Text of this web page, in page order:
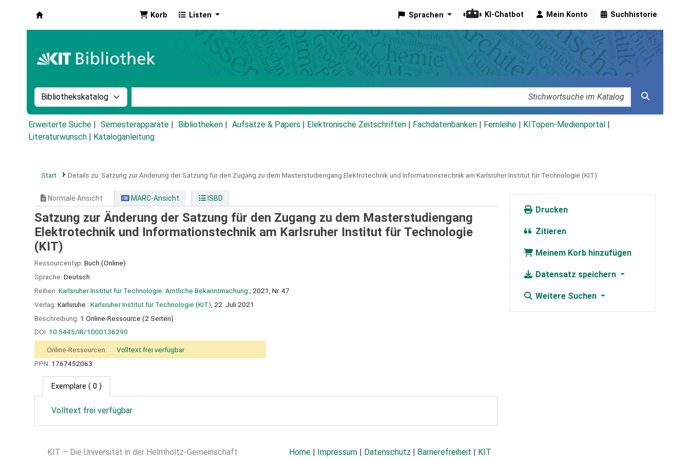
Korb Listen Sprachen KI-Chatbot Mein Konto Suchhistorie
Suche im Katalog nach:
Erweiterte Suche Semesterapparate Bibliotheken Aufsätze & Papers Elektronische Zeitschriften Fachdatenbanken Fernleihe KITopen-Medienportal
Literaturwunsch
Kataloganleitung
Start Details zu: Satzung zur Änderung der Satzung für den Zugang zu dem Masterstudiengang Elektrotechnik und Informationstechnik am Karlsruher Institut für Technologie (KIT)
Normale Ansicht MARC-Ansicht ISBD
Satzung zur Änderung der Satzung für den Zugang zu dem Masterstudiengang
Elektrotechnik und Informationstechnik am Karlsruher Institut für Technologie
(KIT)
Ressourcentyp: Buch (Online)
Sprache: Deutsch
Reihen: Karlsruher Institut für Technologie. Amtliche Bekanntmachung ; 2021, Nr. 47
Verlag: Karlsruhe : Karlsruher Institut für Technologie (KIT), 22. Juli 2021
Beschreibung: 1 Online-Ressource (2 Seiten)
DOI: 10.5445/IR/1000136290
Online-Ressourcen:
Volltext frei verfügbar
PPN: 1767452063
Exemplare ( 0 )
Volltext frei verfügbar
Drucken
Zitieren
Meinem Korb hinzufügen
Datensatz speichern
Weitere Suchen
KIT – Die Universität in der Helmholtz-Gemeinschaft Home | Impressum | Datenschutz | Barrierefreiheit | KIT